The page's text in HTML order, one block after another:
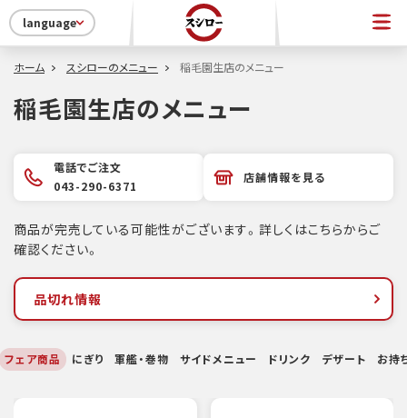
language
ホーム スシローのメニュー 稲毛園生店のメニュー
稲毛園生店のメニュー
電話でご注文
043-290-6371
店舗情報を見る
商品が完売している可能性がございます。詳しくはこちらからご
確認ください。
品切れ情報
フェア商品 にぎり 軍艦・巻物 サイドメニュー ドリンク デザート お持